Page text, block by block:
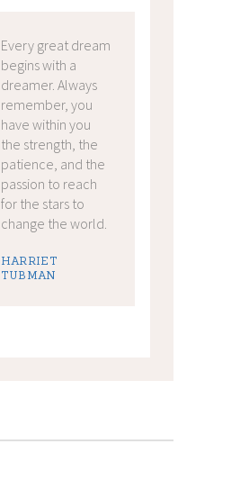
Every great dream
begins with a
dreamer. Always
remember, you
have within you
the strength, the
patience, and the
passion to reach
for the stars to
change the world.
HARRIET
TUBMAN